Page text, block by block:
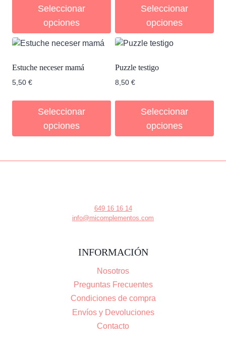
Seleccionar
opciones
Seleccionar
opciones
Estuche neceser mamá
5,50 €
Seleccionar
opciones
Puzzle testigo
8,50 €
Seleccionar
opciones
649 16 16 14
info@micomplementos.com
INFORMACIÓN
Nosotros
Preguntas Frecuentes
Condiciones de compra
Envíos y Devoluciones
Contacto